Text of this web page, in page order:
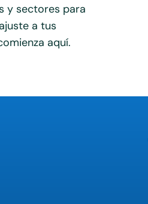
y sectores para
a tus
aquí.